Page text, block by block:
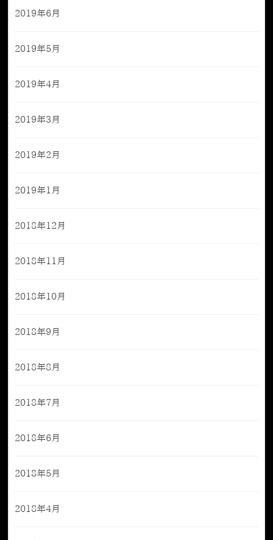
2019年6月
2019年5月
2019年4月
2019年3月
2019年2月
2019年1月
2018年12月
2018年11月
2018年10月
2018年9月
2018年8月
2018年7月
2018年6月
2018年5月
2018年4月